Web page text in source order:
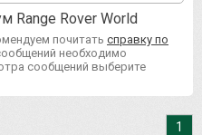
Range Rover World
почитать справку по
необходимо
сообщений выберите
1